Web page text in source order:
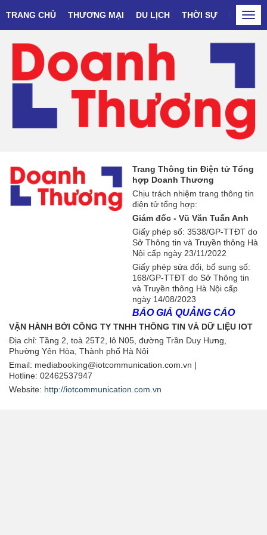
TRANG CHỦ THƯƠNG MẠI DU LỊCH THỜI SỰ DOANH
Trang Thông tin Điện tử Tổng
hợp Doanh Thương
Chịu trách nhiệm trang thông tin
điện tử tổng hợp:
Giám đốc - Vũ Văn Tuấn Anh
Giấy phép số: 3538/GP-TTĐT do
Sở Thông tin và Truyền thông Hà
Nội cấp ngày 23/11/2022
Giấy phép sửa đổi, bổ sung số:
168/GP-TTĐT do Sở Thông tin
và Truyền thông Hà Nội cấp
ngày 14/08/2023
BÁO GIÁ QUẢNG CÁO
VẬN HÀNH BỞI CÔNG TY TNHH THÔNG TIN VÀ DỮ LIỆU IOT
Địa chỉ: Tầng 2, toà 25T2, lô N05, đường Trần Duy Hưng,
Phường Yên Hòa, Thành phố Hà Nội
Email: mediabooking@iotcommunication.com.vn |
Hotline: 02462537947
Website: http://iotcommunication.com.vn